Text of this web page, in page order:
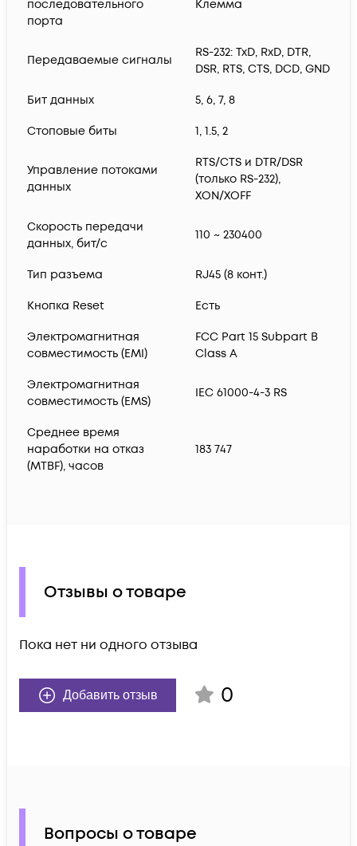
последовательного
порта
Клемма
Передаваемые сигналы
RS-232: TxD, RxD, DTR,
DSR, RTS, CTS, DCD, GND
Бит данных 5, 6, 7, 8
Стоповые биты 1, 1.5, 2
Управление потоками
данных
RTS/CTS и DTR/DSR
(только RS-232),
XON/XOFF
Скорость передачи
данных, бит/с
110 ~ 230400
Тип разъема RJ45 (8 конт.)
Кнопка Reset Есть
Электромагнитная
совместимость (EMI)
FCC Part 15 Subpart B
Class A
Электромагнитная
совместимость (EMS)
IEC 61000-4-3 RS
Среднее время
наработки на отказ
(MTBF), часов
183 747
Отзывы о товаре
Пока нет ни одного отзыва
Добавить отзыв 0
Вопросы о товаре